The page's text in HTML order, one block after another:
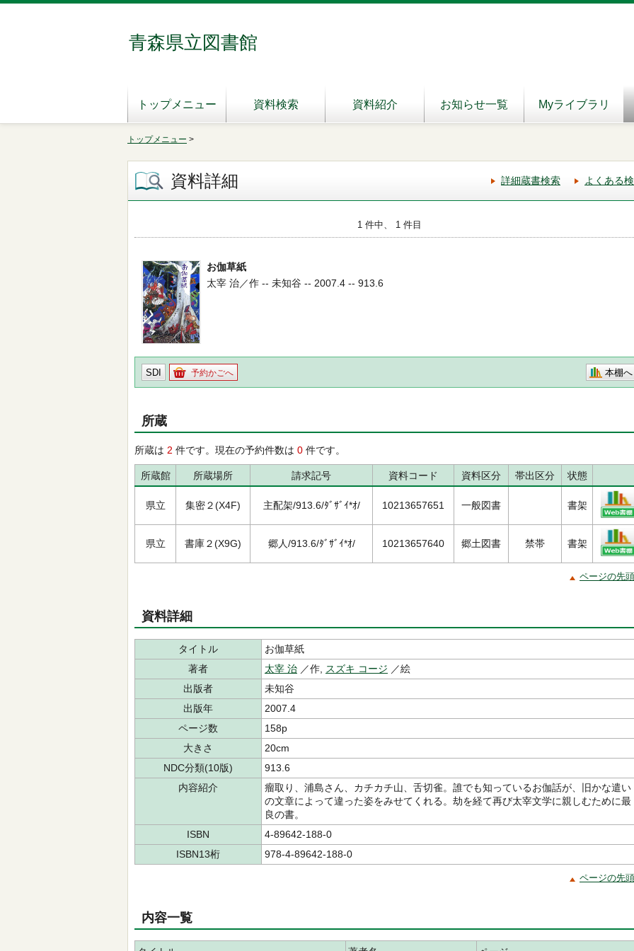
青森県立図書館
トップメニュー 資料検索 資料紹介 お知らせ一覧 Myライブラリ
トップメニュー >
資料詳細 詳細蔵書検索 よくある
1 件中、 1 件目
お伽草紙
太宰 治／作 -- 未知谷 -- 2007.4 -- 913.6
SDI 予約かごへ 本棚へ
所蔵
所蔵は 2 件です。現在の予約件数は 0 件です。
所蔵館 所蔵場所 請求記号 資料コード 資料区分 帯出区分 状態
県立 集密２(X4F) 主配架/913.6/ﾀﾞｻﾞｲ*ｵ/ 10213657651 一般図書 書架
県立 書庫２(X9G) 郷人/913.6/ﾀﾞｻﾞｲ*ｵ/ 10213657640 郷土図書 禁帯 書架
ページの先
資料詳細
タイトル
お伽草紙
著者
太宰 治 ／作, スズキ コージ ／絵
出版者
未知谷
出版年
2007.4
ページ数
158p
大きさ
20cm
NDC分類(10版)
913.6
内容紹介
瘤取り、浦島さん、カチカチ山、舌切雀。誰でも知っているお伽話が、旧かな遣い
の文章によって違った姿をみせてくれる。劫を経て再び太宰文学に親しむために最
良の書。
ISBN
4-89642-188-0
ISBN13桁
978-4-89642-188-0
ページの先
内容一覧